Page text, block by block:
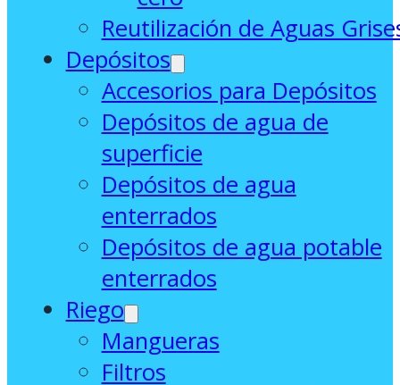
Reutilización de Aguas
Depósitos
Accesorios para Depósitos
Depósitos de agua de
superficie
Depósitos de agua
enterrados
Depósitos de agua potable
enterrados
Riego
Mangueras
Filtros